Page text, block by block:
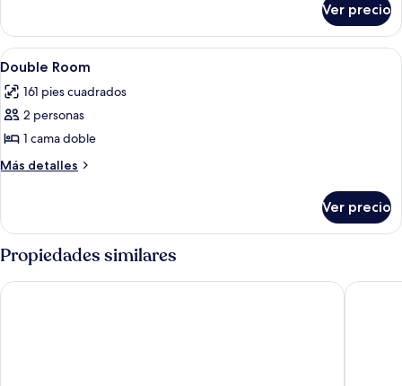
Ver precio
Abrir
todas
las
fotos
de
Double
Habitación de hotel con una cama
4
Double Room
161 pies cuadrados
2 personas
1 cama doble
Más detalles
Más
Room
Ver precio
Propiedades similares
Holiday Inn Express Warwick - Stratford-upon-Avon by IHG
Days